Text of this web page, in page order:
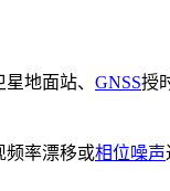
地面站、 GNSS授
频率漂移或相位噪声